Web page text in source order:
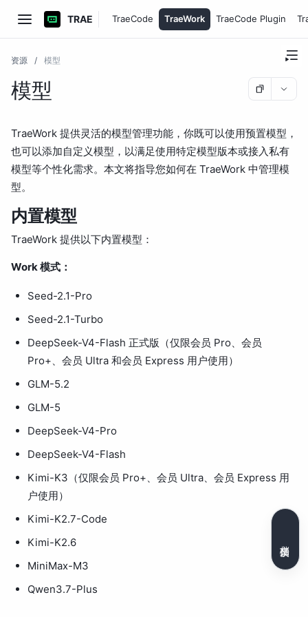
TRAE TraeCode TraeWork TraeCode Plugin
资源 / 模型
模型
TraeWork 提供灵活的模型管理功能，你既可以使用预置模型，
也可以添加自定义模型，以满足使用特定模型版本或接入私有
模型等个性化需求。本文将指导您如何在 TraeWork 中管理模
型。
内置模型
TraeWork 提供以下内置模型：
Work 模式：
Seed-2.1-Pro
Seed-2.1-Turbo
DeepSeek-V4-Flash 正式版（仅限会员 Pro、会员
Pro+、会员 Ultra 和会员 Express 用户使用）
GLM-5.2
GLM-5
DeepSeek-V4-Pro
DeepSeek-V4-Flash
Kimi-K3（仅限会员 Pro+、会员 Ultra、会员 Express 用
户使用）
Kimi-K2.7-Code
Kimi-K2.6
MiniMax-M3
Qwen3.7-Plus